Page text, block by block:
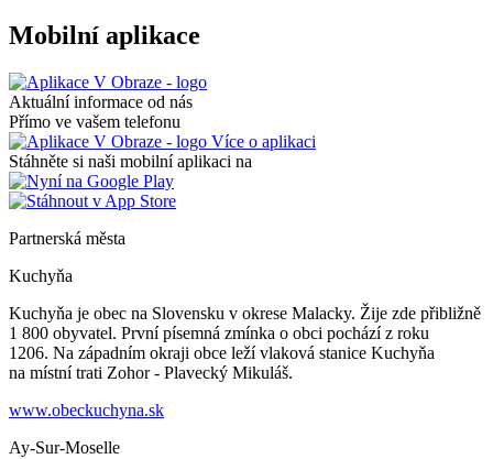
Mobilní aplikace
Aktuální informace od nás
Přímo ve vašem telefonu
Více o aplikaci
Stáhněte si naši mobilní aplikaci na
Partnerská města
Kuchyňa
Kuchyňa je obec na Slovensku v okrese Malacky. Žije zde přibližně
1 800 obyvatel. První písemná zmínka o obci pochází z roku
1206. Na západním okraji obce leží vlaková stanice Kuchyňa
na místní trati Zohor - Plavecký Mikuláš.
www.obeckuchyna.sk
Ay-Sur-Moselle